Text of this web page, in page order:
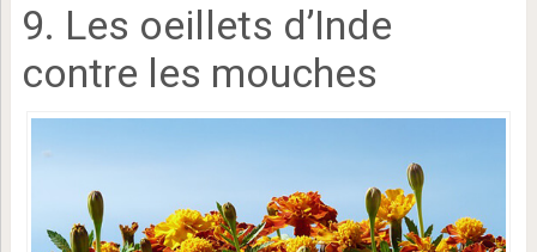
9. Les oeillets d’Inde
contre les mouches